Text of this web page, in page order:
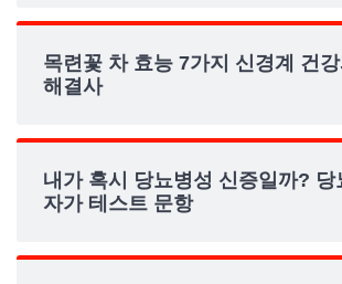
목련꽃 차 효능 7가지 신경계 건강
해결사
내가 혹시 당뇨병성 신증일까? 당
자가 테스트 문항